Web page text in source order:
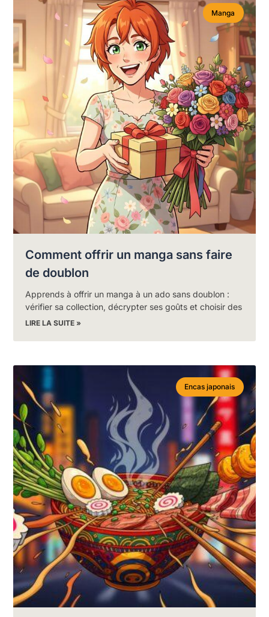
Manga
Comment offrir un manga sans faire
de doublon
Apprends à offrir un manga à un ado sans doublon :
vérifier sa collection, décrypter ses goûts et choisir des
LIRE LA SUITE »
Encas japonais